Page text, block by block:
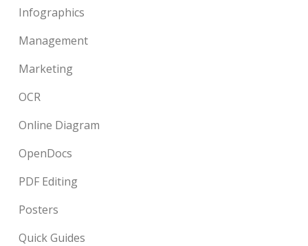
Infographics
Management
Marketing
OCR
Online Diagram
OpenDocs
PDF Editing
Posters
Quick Guides